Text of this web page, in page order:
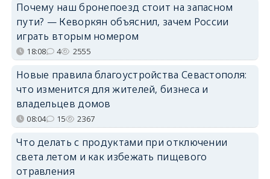
Почему наш бронепоезд стоит на запасном
пути? — Кеворкян объяснил, зачем России
играть вторым номером
18:08 4 2555
Новые правила благоустройства Севастополя:
что изменится для жителей, бизнеса и
владельцев домов
08:04 15 2367
Что делать с продуктами при отключении
света летом и как избежать пищевого
отравления